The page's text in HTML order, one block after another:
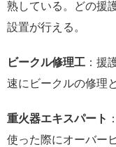
熟している。どの援
設置が行える。
ビークル修理工 ：援
速にビークルの修理
重火器エキスパート
使った際にオーバー